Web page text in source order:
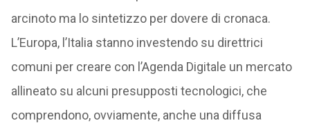
arcinoto ma lo sintetizzo per dovere di cronaca.
L’Europa, l’Italia stanno investendo su direttrici
comuni per creare con l’Agenda Digitale un mercato
allineato su alcuni presupposti tecnologici, che
comprendono, ovviamente, anche una diffusa